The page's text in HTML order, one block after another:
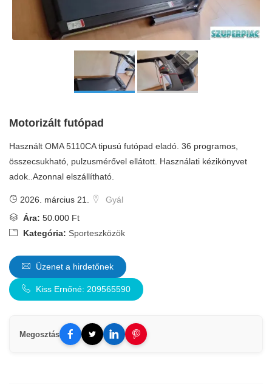
Motorizált futópad
Használt OMA 5110CA tipusú futópad eladó. 36 programos,
összecsukható, pulzusmérővel ellátott. Használati kézikönyvet
adok..Azonnal elszállítható.
2026. március 21.
Gyál
Ára: 50.000 Ft
Kategória: Sporteszközök
Üzenet a hirdetőnek
Kiss Ernőné: 209565590
Megosztás